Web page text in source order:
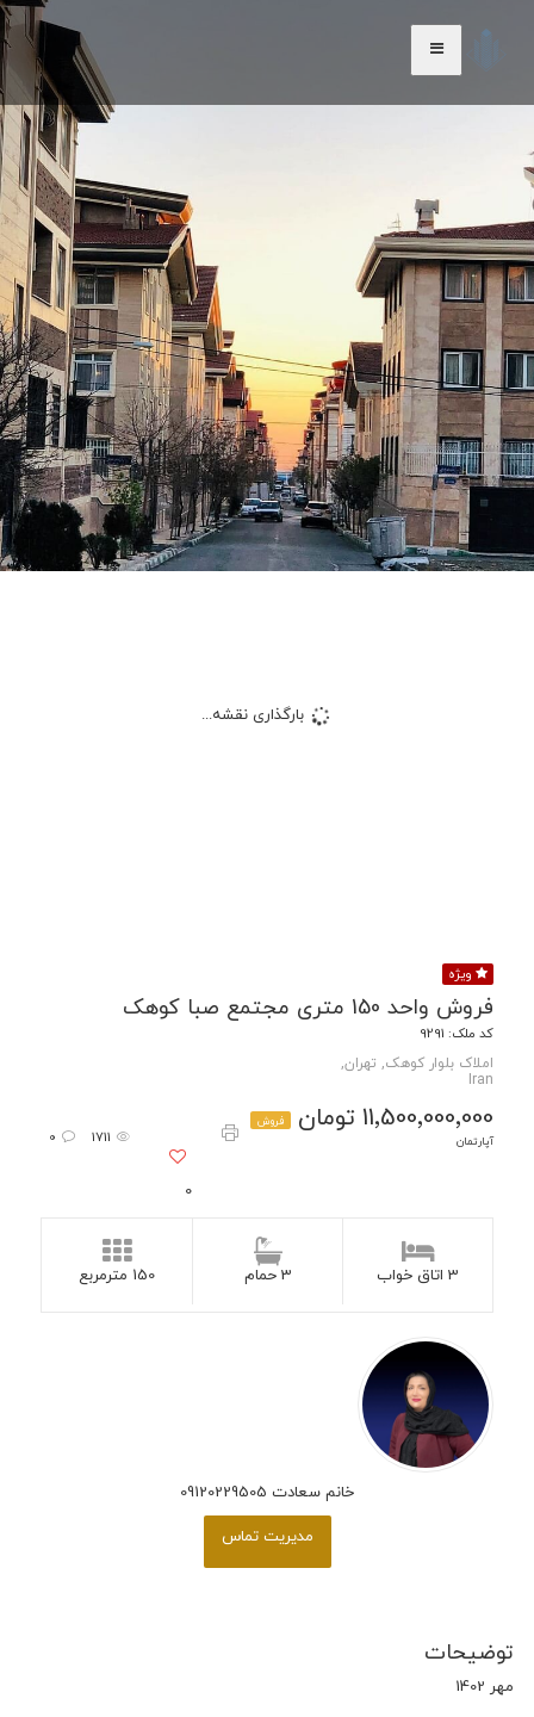
بارگذاری نقشه...
ویژه
فروش واحد 150 متری مجتمع صبا کوهک
کد ملک: 9291
املاک بلوار کوهک, تهران,
Iran
11٬500٬000٬000 تومان
فروش
آپارتمان
1711
0
150 مترمربع
خانم سعادت 09120229505
مدیریت تماس
توضیحات
مهر 1402